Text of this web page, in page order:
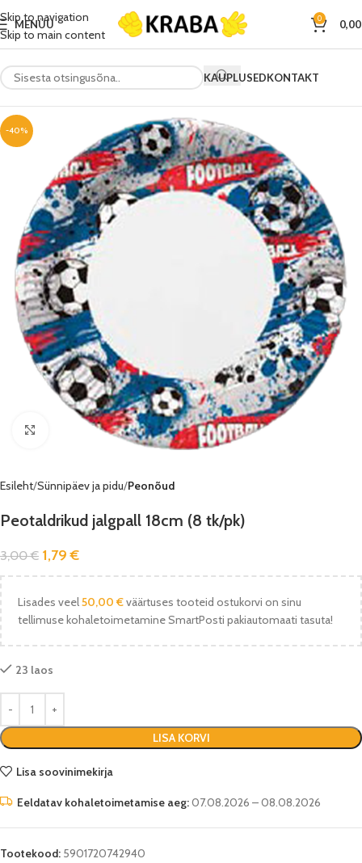
Skip to navigation
Skip to main content
MENÜÜ 0
KAUPLUSEDKONTAKT
-40%
Vaata pilti
Esileht Sünnipäev ja pidu Peonõud
Peotaldrikud jalgpall 18cm (8 tk/pk)
3,00€ 1,79€
Lisades veel50,00 €väärtuses tooteid ostukorvi on sinu
tellimuse kohaletoimetamine SmartPosti pakiautomaati tasuta!
23 laos
LISA KORVI
Lisa soovinimekirja
Eeldatav kohaletoimetamise aeg:07.08.2026 – 08.08.2026
Tootekood: 5901720742940